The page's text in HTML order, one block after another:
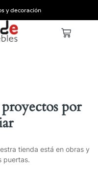
y decoración
por
tienda está en obras y
puertas.